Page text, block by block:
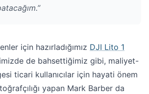
için hazırladığımız DJI Lito 1
de bahsettiğimiz gibi, maliyet-
ticari kullanıcılar için hayati önem
yapan Mark Barber da